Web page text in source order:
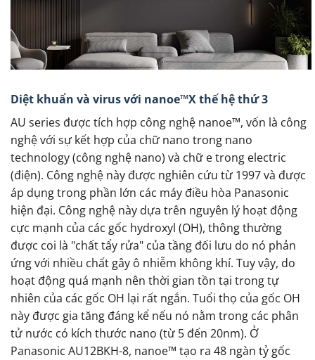
Diệt khuẩn và virus với nanoe™X thế hệ thứ 3
AU series được tích hợp công nghệ nanoe™, vốn là công
nghệ với sự kết hợp của chữ nano trong nano
technology (công nghệ nano) và chữ e trong electric
(điện). Công nghệ này được nghiên cứu từ 1997 và được
áp dụng trong phần lớn các máy điều hòa Panasonic
hiện đại. Công nghệ này dựa trên nguyên lý hoạt động
cực mạnh của các gốc hydroxyl (OH), thông thường
được coi là "chất tẩy rửa" của tầng đối lưu do nó phản
ứng với nhiều chất gây ô nhiễm không khí. Tuy vậy, do
hoạt động quá mạnh nên thời gian tồn tại trong tự
nhiên của các gốc OH lại rất ngắn. Tuổi thọ của gốc OH
này được gia tăng đáng kể nếu nó nằm trong các phân
tử nước có kích thước nano (từ 5 đến 20nm). Ở
Panasonic AU12BKH-8, nanoe™ tạo ra 48 ngàn tỷ gốc